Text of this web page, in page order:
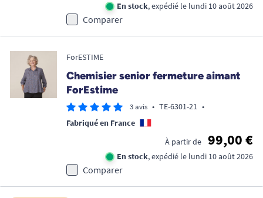
En stock, expédié le lundi 10 août 2026
Comparer
ForESTIME
Chemisier senior fermeture aimant
ForEstime
3 avis • TE-6301-21 •
Fabriqué en France
À partir de
99,00 €
En stock, expédié le lundi 10 août 2026
Comparer